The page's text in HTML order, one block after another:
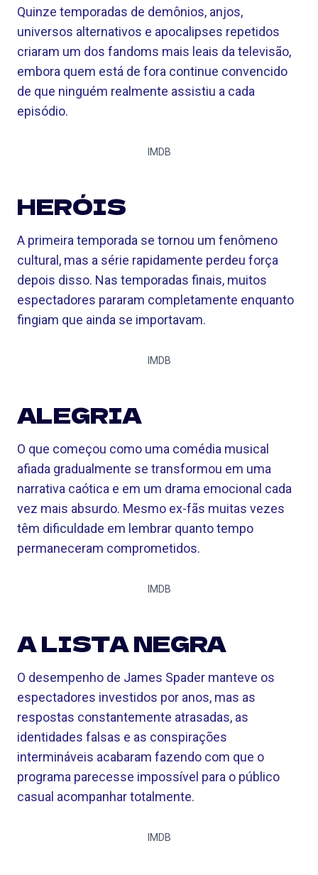
Quinze temporadas de demônios, anjos,
universos alternativos e apocalipses repetidos
criaram um dos fandoms mais leais da televisão,
embora quem está de fora continue convencido
de que ninguém realmente assistiu a cada
episódio.
IMDB
HERÓIS
A primeira temporada se tornou um fenômeno
cultural, mas a série rapidamente perdeu força
depois disso. Nas temporadas finais, muitos
espectadores pararam completamente enquanto
fingiam que ainda se importavam.
IMDB
ALEGRIA
O que começou como uma comédia musical
afiada gradualmente se transformou em uma
narrativa caótica e em um drama emocional cada
vez mais absurdo. Mesmo ex-fãs muitas vezes
têm dificuldade em lembrar quanto tempo
permaneceram comprometidos.
IMDB
A LISTA NEGRA
O desempenho de James Spader manteve os
espectadores investidos por anos, mas as
respostas constantemente atrasadas, as
identidades falsas e as conspirações
intermináveis ​​acabaram fazendo com que o
programa parecesse impossível para o público
casual acompanhar totalmente.
IMDB